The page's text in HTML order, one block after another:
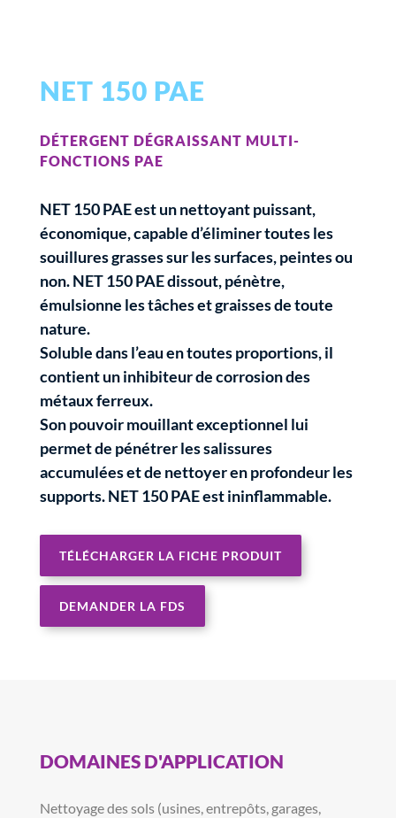
NET 150 PAE
DÉTERGENT DÉGRAISSANT MULTI-
FONCTIONS PAE
NET 150 PAE est un nettoyant puissant,
économique, capable d’éliminer toutes les
souillures grasses sur les surfaces, peintes ou
non. NET 150 PAE dissout, pénètre,
émulsionne les tâches et graisses de toute
nature.
Soluble dans l’eau en toutes proportions, il
contient un inhibiteur de corrosion des
métaux ferreux.
Son pouvoir mouillant exceptionnel lui
permet de pénétrer les salissures
accumulées et de nettoyer en profondeur les
supports. NET 150 PAE est ininflammable.
TÉLÉCHARGER LA FICHE PRODUIT
DEMANDER LA FDS
DOMAINES D'APPLICATION
Nettoyage des sols (usines, entrepôts, garages,